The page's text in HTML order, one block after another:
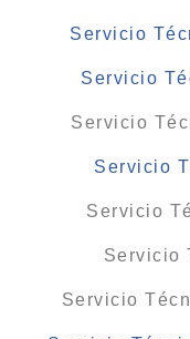
Servicio
Servicio
Servicio
Servicio
Servicio
Servicio
Servicio